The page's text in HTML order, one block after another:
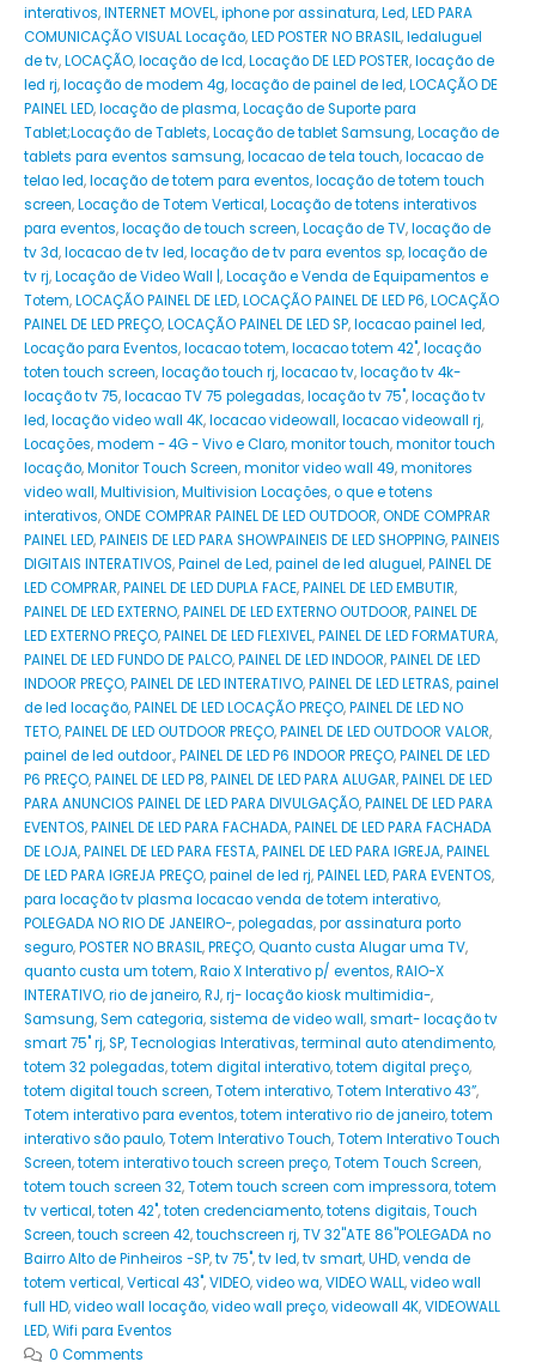
interativos,INTERNET MOVEL,iphone por assinatura,Led,LED PARA
COMUNICAÇÃO VISUAL Locação,LED POSTER NO BRASIL,ledaluguel
de tv,LOCAÇÃO,locação de lcd,Locação DE LED POSTER,locação de
led rj,locação de modem 4g,locação de painel de led,LOCAÇÃO DE
PAINEL LED,locação de plasma,Locação de Suporte para
Tablet;Locação de Tablets,Locação de tablet Samsung,Locação de
tablets para eventos samsung,locacao de tela touch,locacao de
telao led,locação de totem para eventos,locação de totem touch
screen,Locação de Totem Vertical,Locação de totens interativos
para eventos,locação de touch screen,Locação de TV,locação de
tv 3d,locacao de tv led,locação de tv para eventos sp,locação de
tv rj,Locação de Video Wall | ,Locação e Venda de Equipamentos e
Totem,LOCAÇÃO PAINEL DE LED,LOCAÇÃO PAINEL DE LED P6,LOCAÇÃO
PAINEL DE LED PREÇO,LOCAÇÃO PAINEL DE LED SP,locacao painel led,
Locação para Eventos,locacao totem,locacao totem 42",locação
toten touch screen,locação touch rj,locacao tv,locação tv 4k-
locação tv 75,locacao TV 75 polegadas,locação tv 75",locação tv
led,locação video wall 4K,locacao videowall,locacao videowall rj,
Locações,modem - 4G - Vivo e Claro,monitor touch,monitor touch
locação,Monitor Touch Screen,monitor video wall 49,monitores
video wall,Multivision,Multivision Locações,o que e totens
interativos,ONDE COMPRAR PAINEL DE LED OUTDOOR,ONDE COMPRAR
PAINEL LED,PAINEIS DE LED PARA SHOWPAINEIS DE LED SHOPPING,PAINEIS
DIGITAIS INTERATIVOS,Painel de Led,painel de led aluguel,PAINEL DE
LED COMPRAR,PAINEL DE LED DUPLA FACE,PAINEL DE LED EMBUTIR,
PAINEL DE LED EXTERNO,PAINEL DE LED EXTERNO OUTDOOR,PAINEL DE
LED EXTERNO PREÇO,PAINEL DE LED FLEXIVEL,PAINEL DE LED FORMATURA,
PAINEL DE LED FUNDO DE PALCO,PAINEL DE LED INDOOR,PAINEL DE LED
INDOOR PREÇO,PAINEL DE LED INTERATIVO,PAINEL DE LED LETRAS,painel
de led locação,PAINEL DE LED LOCAÇÃO PREÇO,PAINEL DE LED NO
TETO,PAINEL DE LED OUTDOOR PREÇO,PAINEL DE LED OUTDOOR VALOR,
painel de led outdoor.,PAINEL DE LED P6 INDOOR PREÇO,PAINEL DE LED
P6 PREÇO,PAINEL DE LED P8,PAINEL DE LED PARA ALUGAR,PAINEL DE LED
PARA ANUNCIOS PAINEL DE LED PARA DIVULGAÇÃO,PAINEL DE LED PARA
EVENTOS,PAINEL DE LED PARA FACHADA,PAINEL DE LED PARA FACHADA
DE LOJA,PAINEL DE LED PARA FESTA,PAINEL DE LED PARA IGREJA,PAINEL
DE LED PARA IGREJA PREÇO,painel de led rj,PAINEL LED,PARA EVENTOS,
para locação tv plasma locacao venda de totem interativo,
POLEGADA NO RIO DE JANEIRO-,polegadas,por assinatura porto
seguro,POSTER NO BRASIL,PREÇO,Quanto custa Alugar uma TV,
quanto custa um totem,Raio X Interativo p/ eventos,RAIO-X
INTERATIVO,rio de janeiro,RJ,rj- locação kiosk multimidia-,
Samsung,Sem categoria,sistema de video wall,smart- locação tv
smart 75" rj,SP,Tecnologias Interativas,terminal auto atendimento,
totem 32 polegadas,totem digital interativo,totem digital preço,
totem digital touch screen,Totem interativo,Totem Interativo 43”,
Totem interativo para eventos,totem interativo rio de janeiro,totem
interativo são paulo,Totem Interativo Touch,Totem Interativo Touch
Screen,totem interativo touch screen preço,Totem Touch Screen,
totem touch screen 32,Totem touch screen com impressora,totem
tv vertical,toten 42",toten credenciamento,totens digitais,Touch
Screen,touch screen 42,touchscreen rj,TV 32''ATE 86''POLEGADA no
Bairro‎ Alto de Pinheiros‎ -SP,tv 75",tv led,tv smart,UHD,venda de
totem vertical,Vertical 43",VIDEO,video wa,VIDEO WALL,video wall
full HD,video wall locação,video wall preço,videowall 4K,VIDEOWALL
LED,Wifi para Eventos
0 Comments